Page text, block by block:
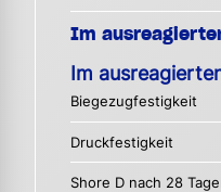
Im
Im
Biegezugfestigkeit
Druckfestigkeit
Shore D nach 28